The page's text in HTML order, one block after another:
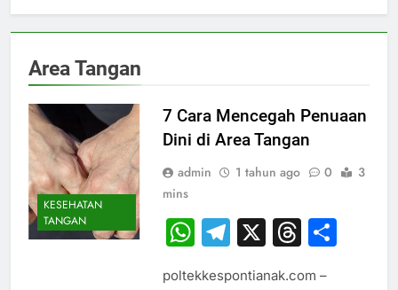
Area Tangan
KESEHATAN
TANGAN
7 Cara Mencegah Penuaan
Dini di Area Tangan
admin 1 tahun ago 0
3
mins
WhatsApp
Telegram
X
poltekkespontianak.com –